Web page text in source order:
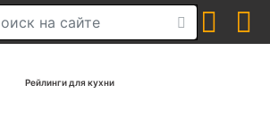
Рейлинги для кухни